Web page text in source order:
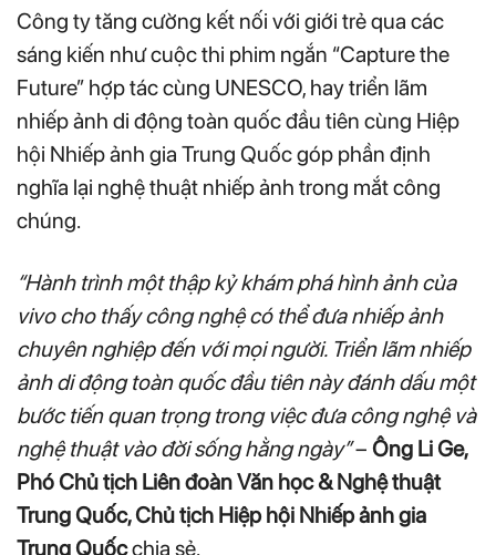
Công ty tăng cường kết nối với giới trẻ qua các
sáng kiến như cuộc thi phim ngắn “Capture the
Future” hợp tác cùng UNESCO, hay triển lãm
nhiếp ảnh di động toàn quốc đầu tiên cùng Hiệp
hội Nhiếp ảnh gia Trung Quốc góp phần định
nghĩa lại nghệ thuật nhiếp ảnh trong mắt công
chúng.
“Hành trình một thập kỷ khám phá hình ảnh của
vivo cho thấy công nghệ có thể đưa nhiếp ảnh
chuyên nghiệp đến với mọi người. Triển lãm nhiếp
ảnh di động toàn quốc đầu tiên này đánh dấu một
bước tiến quan trọng trong việc đưa công nghệ và
nghệ thuật vào đời sống hằng ngày”– Ông Li Ge,
Phó Chủ tịch Liên đoàn Văn học & Nghệ thuật
Trung Quốc, Chủ tịch Hiệp hội Nhiếp ảnh gia
Trung Quốcchia sẻ.